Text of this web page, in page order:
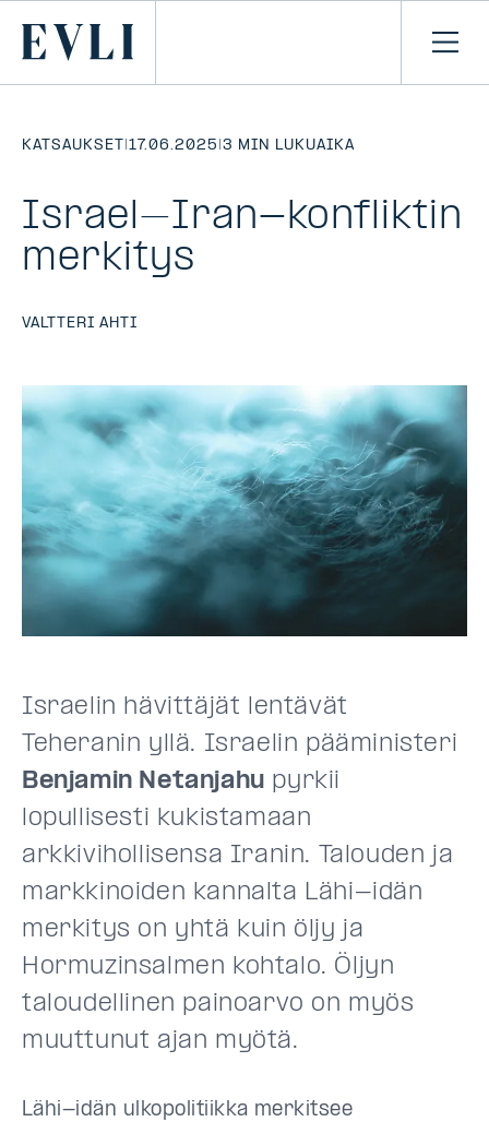
Primary
Avaa
KATSAUKSET |17.06.2025 |3 MIN LUKUAIKA
Israel–Iran-konfliktin
merkitys
VALTTERI AHTI
Israelin hävittäjät lentävät
Teheranin yllä. Israelin pääministeri
Benjamin Netanjahu pyrkii
lopullisesti kukistamaan
arkkivihollisensa Iranin. Talouden ja
markkinoiden kannalta Lähi-idän
merkitys on yhtä kuin öljy ja
Hormuzinsalmen kohtalo. Öljyn
taloudellinen painoarvo on myös
muuttunut ajan myötä.
Lähi-idän ulkopolitiikka merkitsee